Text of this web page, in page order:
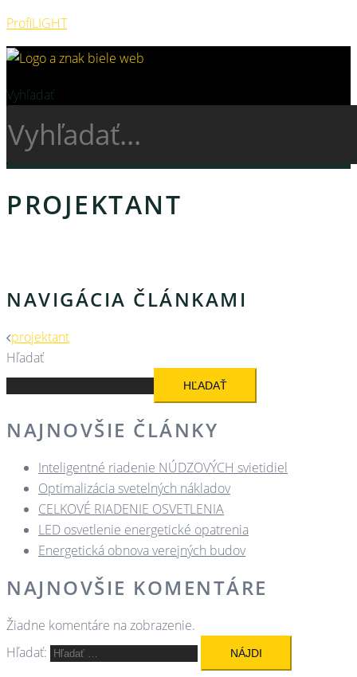
ProfiLIGHT
Vyhľadať
PROJEKTANT
NAVIGÁCIA ČLÁNKAMI
projektant
Hľadať
HĽADAŤ
NAJNOVŠIE ČLÁNKY
Inteligentné riadenie NÚDZOVÝCH svietidiel
Optimalizácia svetelných nákladov
CELKOVÉ RIADENIE OSVETLENIA
LED osvetlenie energetické opatrenia
Energetická obnova verejných budov
NAJNOVŠIE KOMENTÁRE
Žiadne komentáre na zobrazenie.
Hľadať: